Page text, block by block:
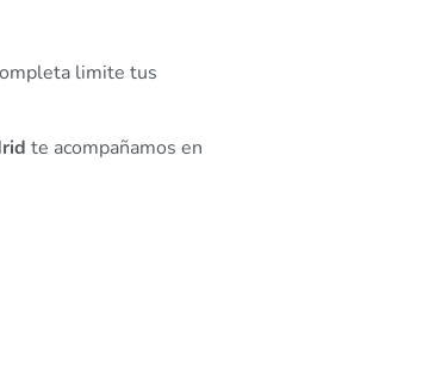
limite tus
te acompañamos en